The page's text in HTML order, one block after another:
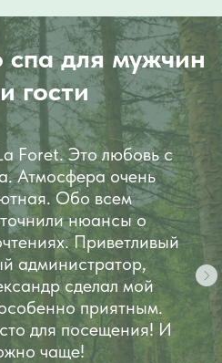
спа для мужчин
гости
Foret. Это любовь с
Атмосфера очень
Обо всем
нюансы о
Приветливый
администратор,
сделал мой
приятным.
для посещения! И
чаще!